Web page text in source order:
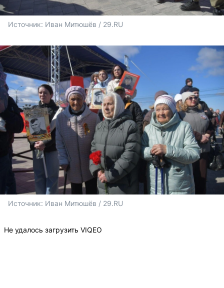
Источник: Иван Митюшёв / 29.RU
Источник: Иван Митюшёв / 29.RU
Не удалось загрузить VIQEO